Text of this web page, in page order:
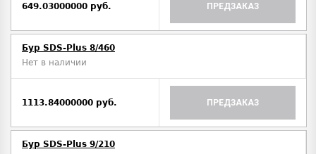
649.03000000 руб. ПРЕДЗАКАЗ
Бур SDS-Plus 8/460
Нет в наличии
1113.84000000 руб. ПРЕДЗАКАЗ
Бур SDS-Plus 9/210